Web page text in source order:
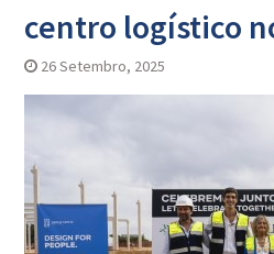
centro logístico
26 Setembro, 2025